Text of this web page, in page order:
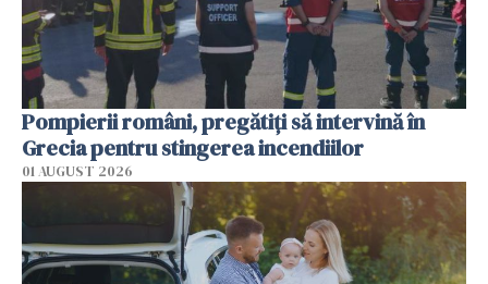
Pompierii români, pregătiţi să intervină în
Grecia pentru stingerea incendiilor
01 AUGUST 2026